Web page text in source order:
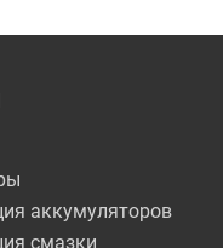
аккумуляторов
смазки